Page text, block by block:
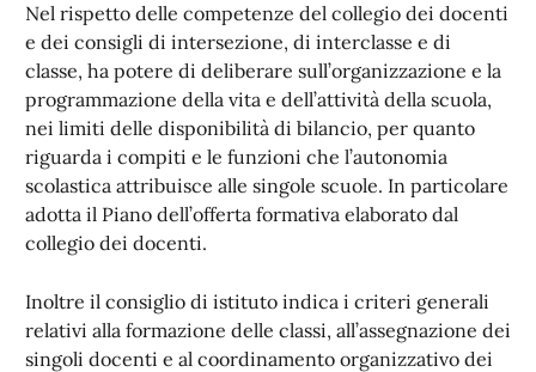
Nel rispetto delle competenze del collegio dei docenti
e dei consigli di intersezione, di interclasse e di
classe, ha potere di deliberare sull’organizzazione e la
programmazione della vita e dell’attività della scuola,
nei limiti delle disponibilità di bilancio, per quanto
riguarda i compiti e le funzioni che l’autonomia
scolastica attribuisce alle singole scuole. In particolare
adotta il Piano dell’offerta formativa elaborato dal
collegio dei docenti.
Inoltre il consiglio di istituto indica i criteri generali
relativi alla formazione delle classi, all’assegnazione dei
singoli docenti e al coordinamento organizzativo dei